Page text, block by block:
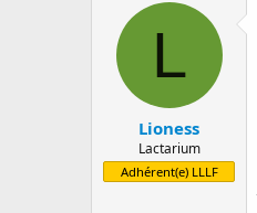
L
Lioness
Lactarium
Adhérent(e) LLLF